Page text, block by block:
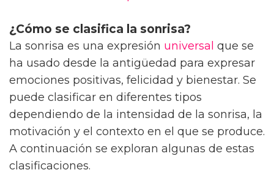
¿Cómo se clasifica la sonrisa?
La sonrisa es una expresión universal que se
ha usado desde la antigüedad para expresar
emociones positivas, felicidad y bienestar. Se
puede clasificar en diferentes tipos
dependiendo de la intensidad de la sonrisa, la
motivación y el contexto en el que se produce.
A continuación se exploran algunas de estas
clasificaciones.